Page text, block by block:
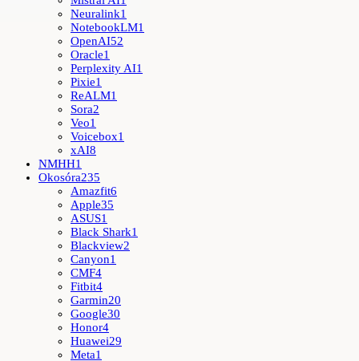
Neuralink1
NotebookLM1
OpenAI52
Oracle1
Perplexity AI1
Pixie1
ReALM1
Sora2
Veo1
Voicebox1
xAI8
NMHH1
Okosóra235
Amazfit6
Apple35
ASUS1
Black Shark1
Blackview2
Canyon1
CMF4
Fitbit4
Garmin20
Google30
Honor4
Huawei29
Meta1